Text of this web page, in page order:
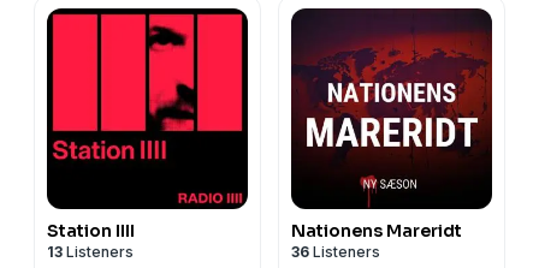
Station IIII
13 Listeners
Nationens Mareridt
36 Listeners